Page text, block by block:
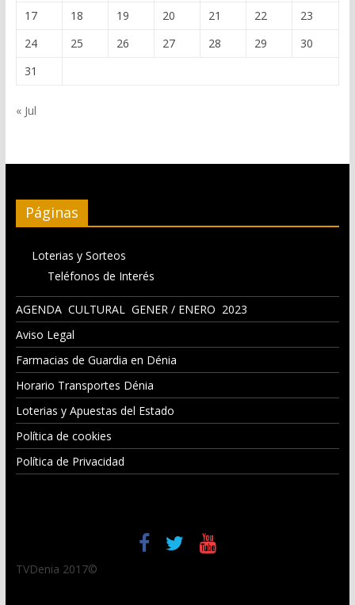
17
18 19 20 21 22
23
24
25 26 27 28 29
30
31
« Jul
Páginas
Loterias y Sorteos
Teléfonos de Interés
AGENDA CULTURAL GENER / ENERO 2023
Aviso Legal
Farmacias de Guardia en Dénia
Horario Transportes Dénia
Loterias y Apuestas del Estado
Política de cookies
Política de Privacidad
TVDenia 2017©